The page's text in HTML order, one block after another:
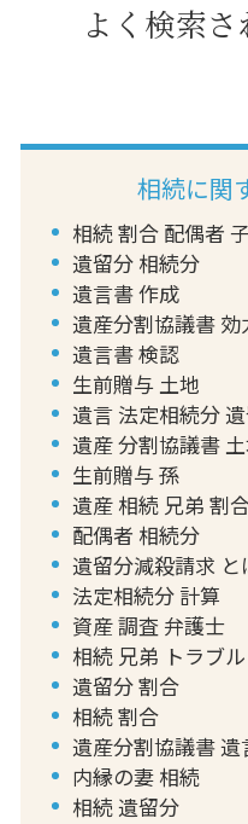
よく検索
相続に関
相続 割合 配偶者
遺留分 相続分
遺言書 作成
遺産分割協議書 効
遺言書 検認
生前贈与 土地
遺言 法定相続分
遺産 分割協議書
生前贈与 孫
遺産 相続 兄弟 割
配偶者 相続分
遺留分減殺請求 と
法定相続分 計算
資産 調査 弁護士
相続 兄弟 トラブル
遺留分 割合
相続 割合
遺産分割協議書 遺
内縁の妻 相続
相続 遺留分